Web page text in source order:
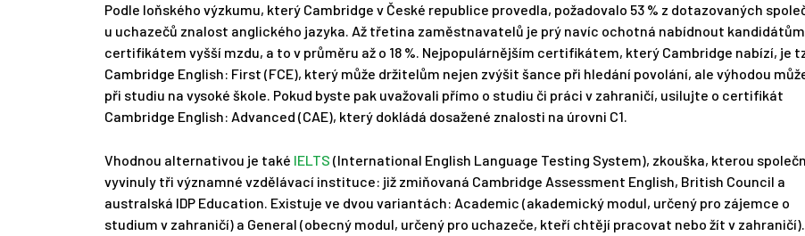
Podle loňského výzkumu, který Cambridge v České republice provedla, požadovalo 53 % z dotazovaných
u uchazečů znalost anglického jazyka. Až třetina zaměstnavatelů je prý navíc ochotná nabídnout
certifikátem vyšší mzdu, a to v průměru až o 18 %. Nejpopulárnějším certifikátem, který Cambridge nabízí, je
Cambridge English: First (FCE), který může držitelům nejen zvýšit šance při hledání povolání, ale výhodou
při studiu na vysoké škole. Pokud byste pak uvažovali přímo o studiu či práci v zahraničí, usilujte o certifikát
Cambridge English: Advanced (CAE), který dokládá dosažené znalosti na úrovni C1.
Vhodnou alternativou je také IELTS (International English Language Testing System), zkouška, kterou
vyvinuly tři významné vzdělávací instituce: již zmiňovaná Cambridge Assessment English, British Council a
australská IDP Education. Existuje ve dvou variantách: Academic (akademický modul, určený pro zájemce o
studium v zahraničí) a General (obecný modul, určený pro uchazeče, kteří chtějí pracovat nebo žít v zahraničí).